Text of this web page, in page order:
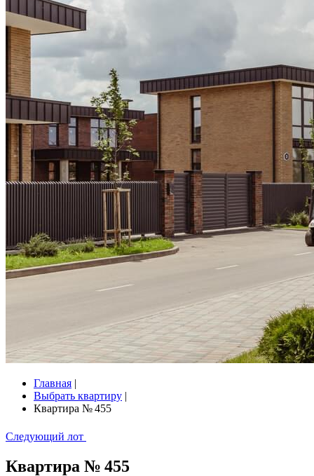
Главная |
Выбрать квартиру |
Квартира № 455
Следующий лот
Квартира № 455